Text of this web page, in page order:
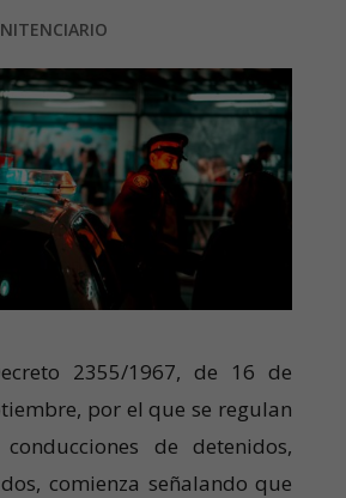
2355/1967, de 16 de
por el que se regulan
de detenidos,
comienza señalando que